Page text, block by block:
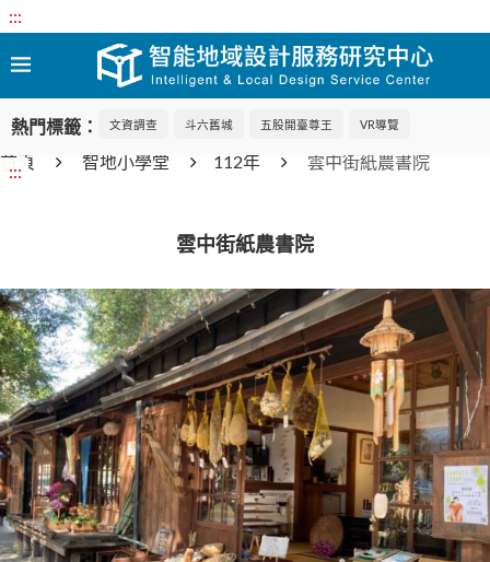
:::
熱門標籤： 文資調查 斗六舊城 五股開臺尊王 VR導覽
:::
首頁 智地小學堂 112年 雲中街紙農書院
雲中街紙農書院